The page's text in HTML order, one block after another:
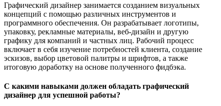
Графический дизайнер занимается созданием визуальных
концепций с помощью различных инструментов и
программного обеспечения. Он разрабатывает логотипы,
упаковку, рекламные материалы, веб-дизайн и другую
графику для компаний и частных лиц. Рабочий процесс
включает в себя изучение потребностей клиента, создание
эскизов, выбор цветовой палитры и шрифтов, а также
итоговую доработку на основе полученного фидбэка.
С какими навыками должен обладать графический
дизайнер для успешной работы?